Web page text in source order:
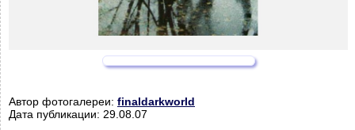
Автор фотогалереи: finaldarkworld
Дата публикации: 29.08.07